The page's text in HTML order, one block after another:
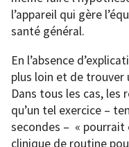
l’appareil qui gère
santé général.
En l’absence
plus loin et de trouver
Dans tous les cas, les
qu’un tel exercice –
secondes – «
clinique de routine